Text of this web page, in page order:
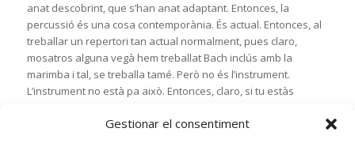
Gestionar el consentiment
anat descobrint, que s’han anat adaptant. Entonces, la
percussió és una cosa contemporània. És actual. Entonces, al
treballar un repertori tan actual normalment, pues claro,
mosatros alguna vegà hem treballat Bach inclús amb la
marimba i tal, se treballa tamé. Però no és l’instrument.
L’instrument no està pa això. Entonces, claro, si tu estàs
traslladar-la a la banda és una gozada. Però hi ha que fer-ho